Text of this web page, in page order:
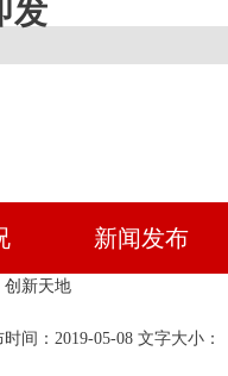
发
新闻发布
创新天地
时间：2019-05-08 文字大小：